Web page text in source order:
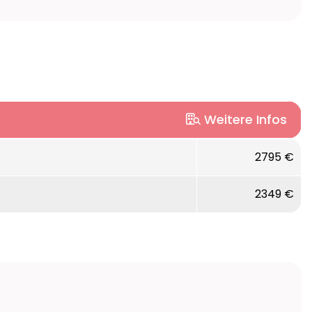
Weitere Infos
Keine Aufzüge, Zimmer in verschiedenen
2795 €
2349 €